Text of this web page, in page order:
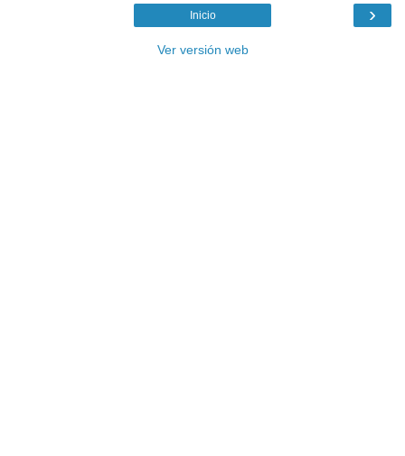
›
Inicio
Ver versión web